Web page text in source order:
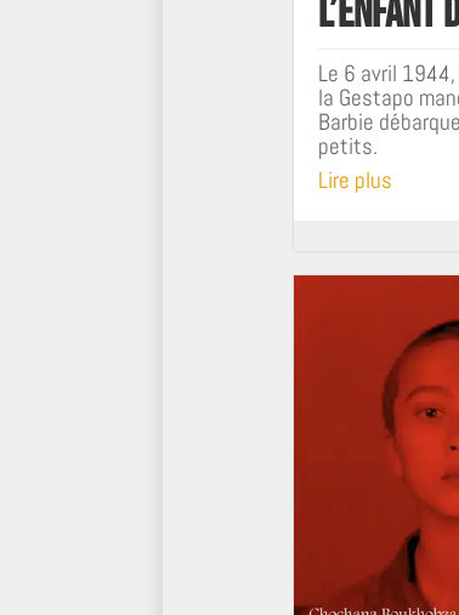
L’enfant
Le 6 avril
la Gestapo
Barbie
petits.
Lire plus